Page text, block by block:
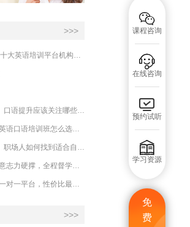

课程咨询

在线咨询

预约试听

学习资源
免
费
>>>
>>>